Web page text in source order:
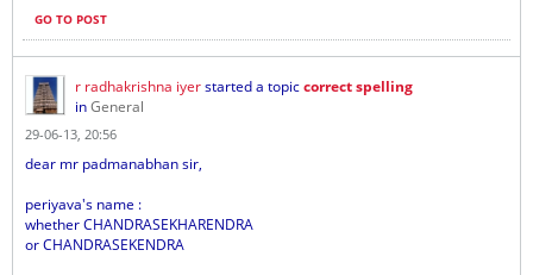
GO TO POST
r radhakrishna iyerstarted a topiccorrect spelling
inGeneral
29-06-13, 20:56
dear mr padmanabhan sir,
periyava's name :
whether CHANDRASEKHARENDRA
or CHANDRASEKENDRA